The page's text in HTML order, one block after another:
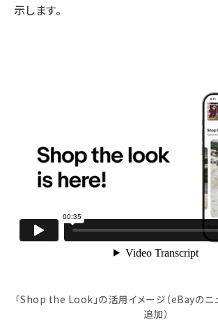
示します。
「Shop the Look」の活用イメージ（eBayのニ
追加）